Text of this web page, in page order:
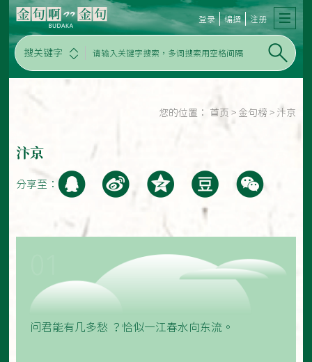
搜关键字
登录 编撰 注册
您的位置： 首页 > 金句榜 > 汴京
汴京
分享至：
问君能有几多愁 ？恰似一江春水向东流。